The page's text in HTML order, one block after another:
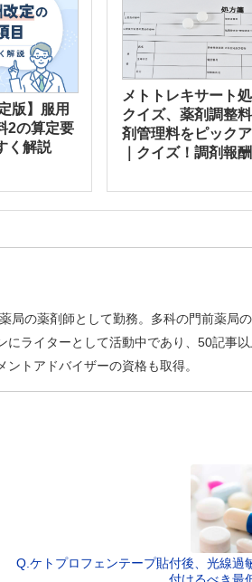
版】服用
2の算定要
く解説
メトトレキサート
クイズ、薬剤調整
剤管理料をピック
｜クイズ！調剤報
局の薬剤師として勤務。多科の門前薬局
にライターとして活動中であり、50記事
トアドバイザーの資格も取得。
Q.ケトプロフェンテープ貼付後、光線過